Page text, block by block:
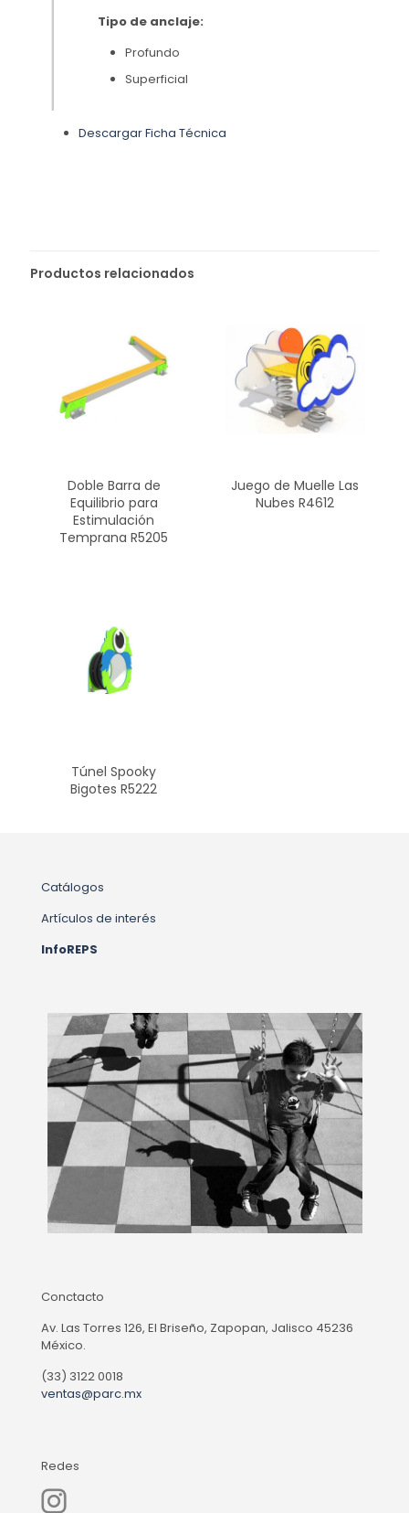
Tipo de anclaje:
Profundo
Superficial
Descargar Ficha Técnica
Productos relacionados
Doble Barra de
Equilibrio para
Estimulación
Temprana R5205
Juego de Muelle Las
Nubes R4612
Túnel Spooky
Bigotes R5222
Catálogos
Artículos de interés
InfoREPS
Conctacto
Av. Las Torres 126, El Briseño, Zapopan, Jalisco 45236
México.
(33) 3122 0018
ventas@parc.mx
Redes